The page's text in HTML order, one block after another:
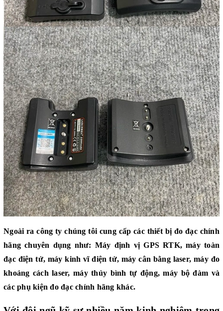
Ngoài ra công ty chúng tôi cung cấp các thiết bị đo đạc chính
hãng chuyên dụng như: Máy định vị GPS RTK,máy toàn
đạc điện tử, máy kinh vĩ điện tử, máy cân bằng laser, máy đo
khoảng cách laser,máy thủy bình tự động,máy bộ đàm và
các phụ kiện đo đạcchính hãng khác.